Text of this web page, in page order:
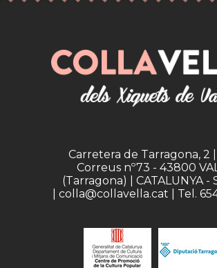
Carretera de Tarragona, 2
Correus nº73 - 43800
(Tarragona) | CATALUNYA -
| colla@collavella.cat | Tel.